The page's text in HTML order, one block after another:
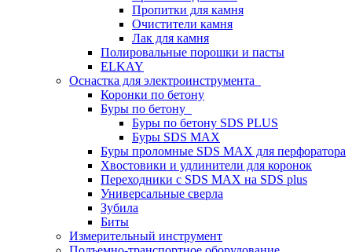
Пропитки для камня
Очистители камня
Лак для камня
Полировальные порошки и пасты
ELKAY
Оснастка для электроинструмента
Коронки по бетону
Буры по бетону
Буры по бетону SDS PLUS
Буры SDS MAX
Буры проломные SDS MAX для перфоратора
Хвостовики и удлинители для коронок
Переходники с SDS MAX на SDS plus
Универсальные сверла
Зубила
Биты
Измерительный инструмент